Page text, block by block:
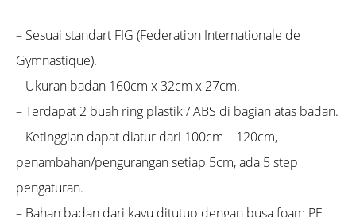
– Sesuai standart FIG (Federation Internationale de
Gymnastique).
– Ukuran badan 160cm x 32cm x 27cm.
– Terdapat 2 buah ring plastik / ABS di bagian atas badan.
– Ketinggian dapat diatur dari 100cm – 120cm,
penambahan/pengurangan setiap 5cm, ada 5 step
pengaturan.
– Bahan badan dari kayu ditutup dengan busa foam PE